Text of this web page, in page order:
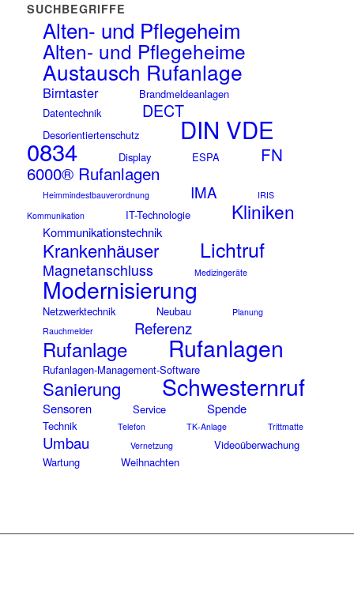
SUCHBEGRIFFE
Alten- und Pflegeheim
Alten- und Pflegeheime
Austausch Rufanlage
Birntaster
Brandmeldeanlagen
Datentechnik
DECT
Desorientiertenschutz DIN VDE
0834 Display ESPA
FN
6000® Rufanlagen
Heimmindestbauverordnung IMA
IRIS
Kommunikation
IT-Technologie Kliniken
Kommunikationstechnik
Krankenhäuser Lichtruf
Magnetanschluss Medizingeräte
Modernisierung
Netzwerktechnik Neubau
Planung
Rauchmelder
Referenz
Rufanlage Rufanlagen
Rufanlagen-Management-Software
Sanierung Schwesternruf
Sensoren Service Spende
Technik Telefon TK-Anlage Trittmatte
Umbau Vernetzung
Videoüberwachung
Wartung
Weihnachten